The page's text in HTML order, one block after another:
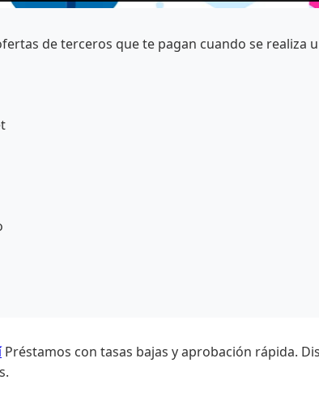
de terceros que te pagan cuando se realiza
Préstamos con tasas bajas y aprobación rápida.